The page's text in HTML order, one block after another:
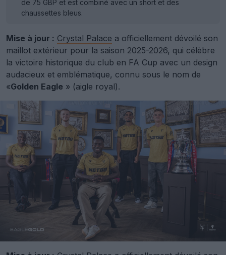
de 75 GBP et est combiné avec un short et des
chaussettes bleus.
Mise à jour : Crystal Palace a officiellement dévoilé son
maillot extérieur pour la saison 2025-2026, qui célèbre
la victoire historique du club en FA Cup avec un design
audacieux et emblématique, connu sous le nom de
«Golden Eagle » (aigle royal).